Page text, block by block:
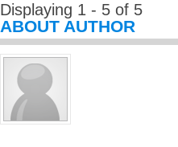
Displaying 1 - 5 of 5
ABOUT AUTHOR